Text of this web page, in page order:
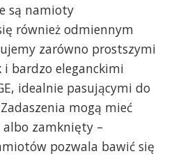
są namioty
również odmiennym
zarówno prostszymi
bardzo eleganckimi
idealnie pasującymi do
mogą mieć
zamknięty –
pozwala bawić się